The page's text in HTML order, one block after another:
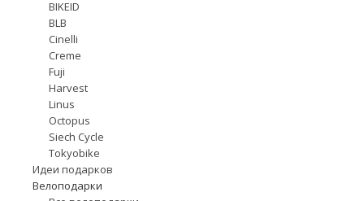
BIKEID
BLB
Cinelli
Creme
Fuji
Harvest
Linus
Octopus
Siech Cycle
Tokyobike
Идеи подарков
Велоподарки